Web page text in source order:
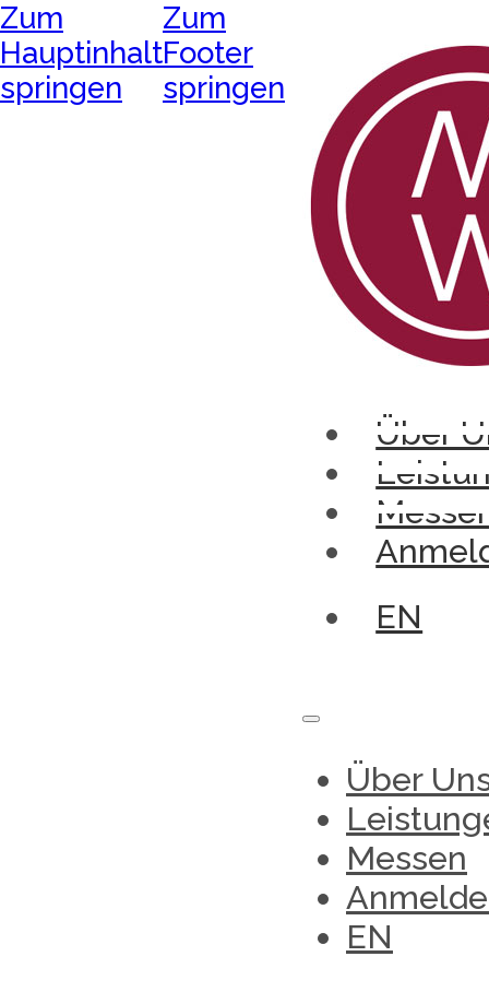
Zum
Hauptinhalt
springen
Zum
Footer
springen
Über
EN
Über
Messen
EN